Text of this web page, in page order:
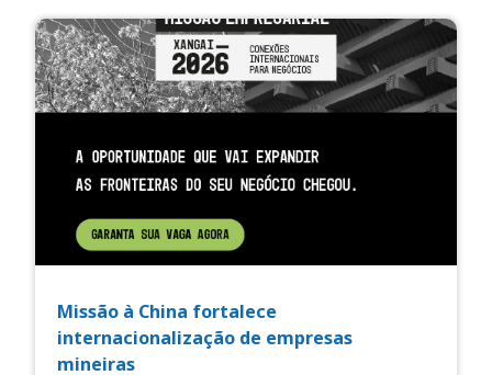
Missão à China fortalece
internacionalização de empresas
mineiras